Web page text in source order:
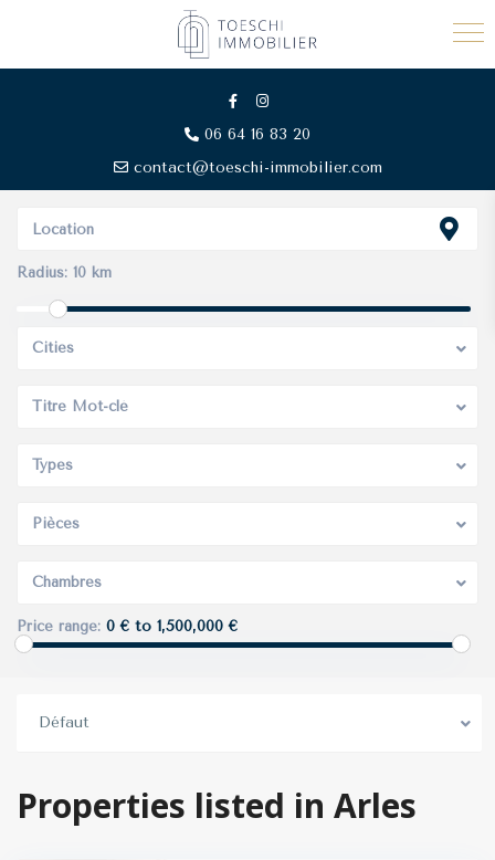
06 64 16 83 20
contact@toeschi-immobilier.com
Radius:10 km
Cities
Titre Mot-clé
Types
Pièces
Chambres
Price range: 0 € to 1,500,000 €
Défaut
Properties listed in Arles